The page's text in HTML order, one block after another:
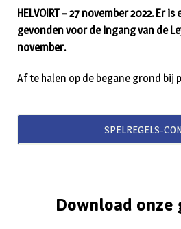
HELVOIRT – 27 november 2022. Er
gevonden voor de ingang van de
november.
Af te halen op de begane grond bij
SPELREGELS-
Download onze